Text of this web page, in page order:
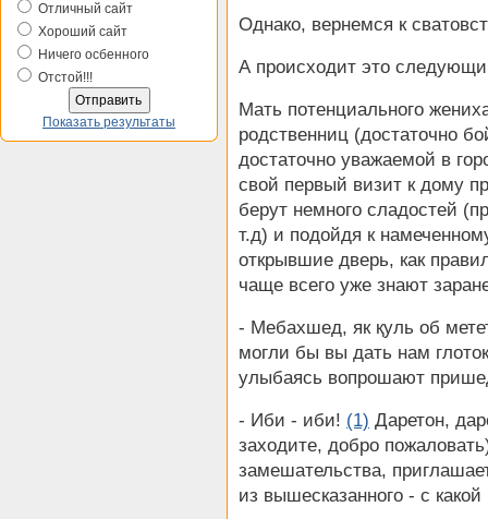
Отличный сайт
Хороший сайт
Ничего осбенного
Отстой!!!
Показать результаты
Однако, вернемся к
А происходит это
Мать потенциального
родственниц (достаточно
достаточно уважаемой в
свой первый визит к дому
берут немного сладостей
т.д) и подойдя к
открывшие дверь, как
чаще всего уже знают
- Мебахшед, як қуль об
могли бы вы дать нам
улыбаясь вопрошают
- Иби - иби! (1) Даретон,
заходите, добро
замешательства,
из вышесказанного - с